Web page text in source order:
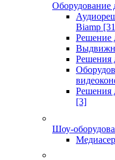
Оборудование
Biamp
Решение
Решения
Решения
[3]
Шоу-